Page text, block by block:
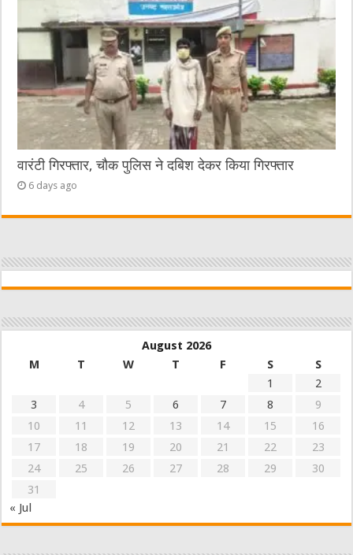
वारंटी गिरफ्तार, चौक पुलिस ने दबिश देकर किया गिरफ्तार
6 days ago
August 2026
M
T W T F S
S
1
2
3
4 5 6 7 8
9
10
11 12 13 14 15
16
17
18 19 20 21 22
23
24
25 26 27 28 29
30
31
« Jul